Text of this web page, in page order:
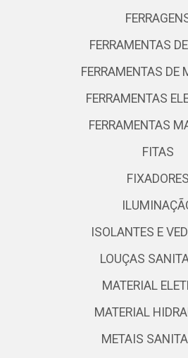
FERRAMENTAS
FERRAMENTAS DE
FERRAMENTAS
FERRAMENTAS
FITAS
FIXADORES
ISOLANTES E
LOUÇAS
MATERIAL
MATERIAL
METAIS